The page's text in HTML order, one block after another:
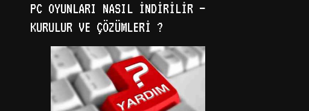
PC OYUNLARI NASIL İNDIRILIR –
KURULUR VE ÇÖZÜMLERI ?